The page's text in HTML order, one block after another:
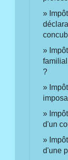
?
d'un
d'une